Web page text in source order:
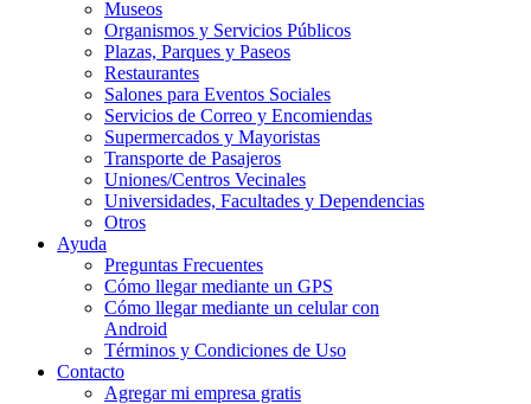
Museos
Organismos y Servicios Públicos
Plazas, Parques y Paseos
Restaurantes
Salones para Eventos Sociales
Servicios de Correo y Encomiendas
Supermercados y Mayoristas
Transporte de Pasajeros
Uniones/Centros Vecinales
Universidades, Facultades y Dependencias
Otros
Ayuda
Preguntas Frecuentes
Cómo llegar mediante un GPS
Cómo llegar mediante un celular con
Android
Términos y Condiciones de Uso
Contacto
Agregar mi empresa gratis